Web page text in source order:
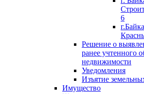
6
Решение о
ранее учтенного
недвижимости
Уведомления
Изъятие
Имущество